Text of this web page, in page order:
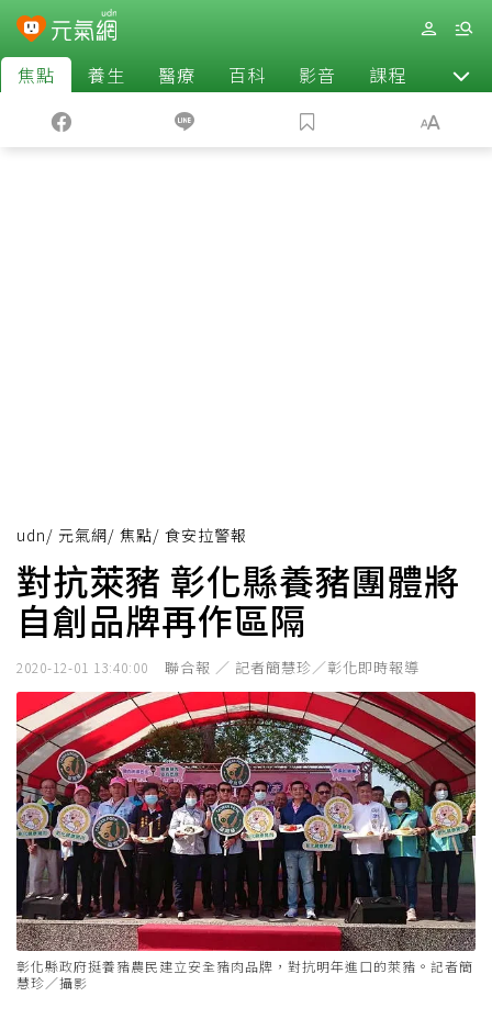
焦點 養生 醫療 百科 影音 課程 退休
udn/ 元氣網/ 焦點/ 食安拉警報
對抗萊豬 彰化縣養豬團體將
自創品牌再作區隔
2020-12-01 13:40:00 聯合報 ／ 記者簡慧珍／彰化即時報導
彰化縣政府挺養豬農民建立安全豬肉品牌，對抗明年進口的萊豬。記者簡
慧珍／攝影